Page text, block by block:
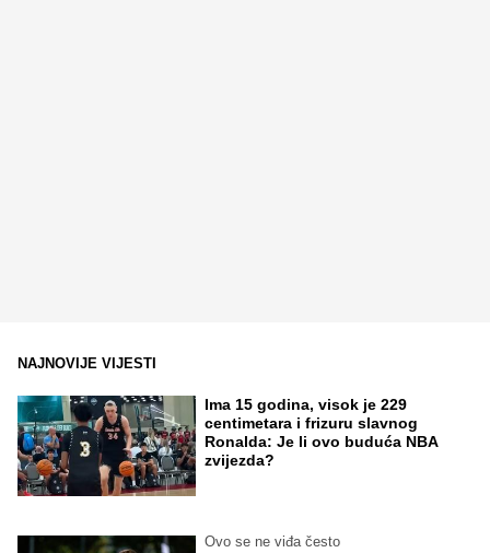
NAJNOVIJE VIJESTI
Ima 15 godina, visok je 229
centimetara i frizuru slavnog
Ronalda: Je li ovo buduća NBA
zvijezda?
Ovo se ne viđa često